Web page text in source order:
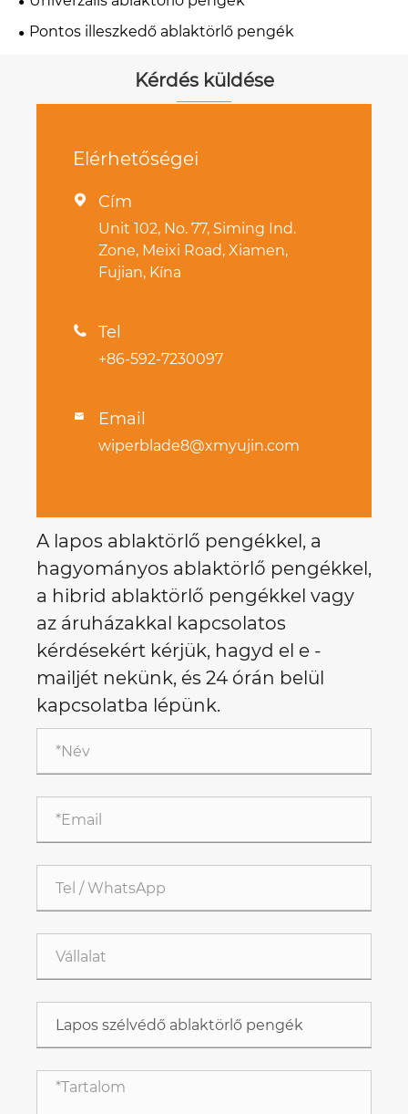
Pontos illeszkedő ablaktörlő pengék
Kérdés küldése
Elérhetőségei
 Cím
Unit 102, No. 77, Siming Ind.
Zone, Meixi Road, Xiamen,
Fujian, Kína
 Tel
+86-592-7230097
 Email
wiperblade8@xmyujin.com
A lapos ablaktörlő pengékkel, a
hagyományos ablaktörlő pengékkel,
a hibrid ablaktörlő pengékkel vagy
az áruházakkal kapcsolatos
kérdésekért kérjük, hagyd el e -
mailjét nekünk, és 24 órán belül
kapcsolatba lépünk.